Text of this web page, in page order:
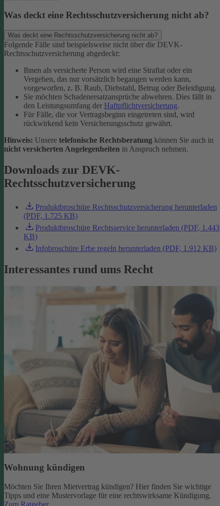
Was deckt eine Rechtsschutzversicherung nicht ab?
Was deckt eine Rechtsschutzversicherung nicht ab?
Folgende Fälle sind beispielsweise nicht über die DEVK-
Rechtsschutzversicherung abgedeckt:
Ihnen als versicherte Person wird eine Straftat oder ein
Vergehen, das nur vorsätzlich begangen werden kann,
vorgeworfen, z. B. Raub, Diebstahl, Betrug oder Beleidigung.
Sie möchten Schadenersatzansprüche abwehren. Dies fällt in
den Leistungsumfang der Haftpflichtversicherung.
Für Fälle, die vor Vertragsbeginn eingetreten sind, wird
rückwirkend kein Versicherungsschutz gewährt.
Hinweis: Unsere telefonische Rechtsberatung können Sie auch in
nicht versicherten Angelegenheiten in Anspruch nehmen.
Downloads zur DEVK-
Rechtsschutzversicherung
Produktbroschüre Rechtsschutzversicherung herunterladen
(PDF, 1.725 KB)
Produktbroschüre Rechtsservice herunterladen (PDF, 1.443
KB)
Infobroschüre Erbe regeln herunterladen (PDF, 1.912 KB)
Interessantes rund ums Recht
Wohnung kündigen
Möchten Sie Ihren Mietvertrag kündigen? Hier finden Sie wichtige
Tipps und eine Mustervorlage für eine rechtswirksame Kündigung.